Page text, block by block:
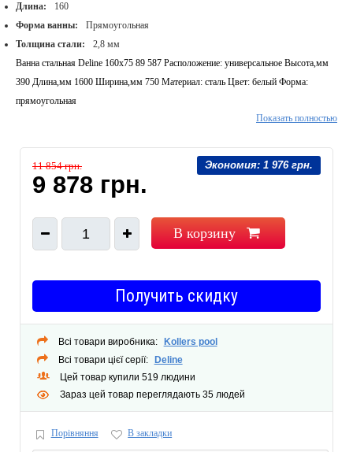
Длина:
160
Форма ванны:
Прямоугольная
Толщина стали:
2,8 мм
Ванна стальная Deline 160х75 89 587 Расположение: универсальное Высота,мм
390 Длина,мм 1600 Ширина,мм 750 Материал: сталь Цвет: белый Форма:
прямоугольная
Показать полностью
Экономия: 1 976 грн.
11 854 грн.
9 878 грн.
1 В корзину
Получить скидку
Всі товари виробника:
Kollers pool
Всі товари цієї серії:
Deline
Цей товар купили 519 людини
Зараз цей товар переглядають 35 людей
Порівняння В закладки